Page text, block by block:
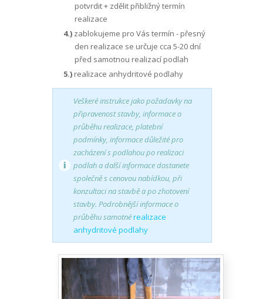
potvrdit + zdělit přibližný termín
realizace
4.)zablokujeme pro Vás termín - přesný
den realizace se určuje cca 5-20 dní
před samotnou realizací podlah
5.)realizace anhydritové podlahy
Veškeré instrukce jako požadavky na
připravenost stavby, informace o
průběhu realizace, platební
podmínky, informace důležité pro
zacházení s podlahou po realizaci
podlah a další informace dostanete
společně s cenovou nabídkou, při
konzultaci na stavbě a po zhotovení
stavby. Podrobnější informace o
průběhu samotnérealizace
anhydritové podlahy